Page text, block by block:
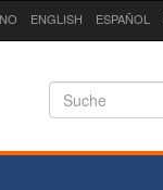
ENGLISH ESPAÑOL